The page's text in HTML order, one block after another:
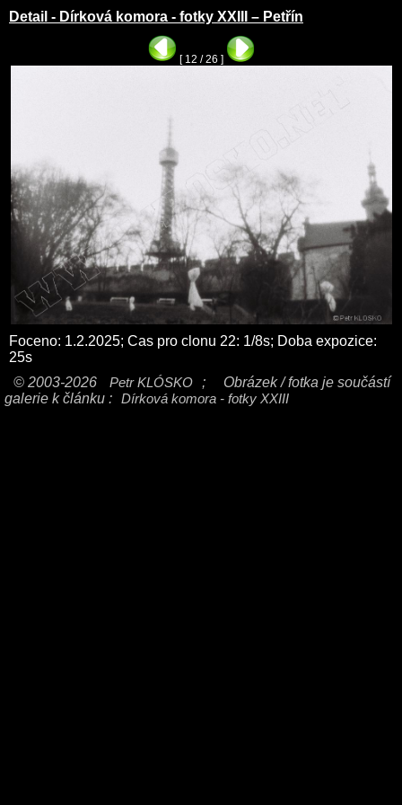
Detail - Dírková komora - fotky XXIII – Petřín
[ 12 / 26 ]
Foceno: 1.2.2025; Cas pro clonu 22: 1/8s; Doba expozice:
25s
© 2003-2026
Petr KLÓSKO ;
Obrázek / fotka je součástí
galerie k článku : Dírková komora - fotky XXIII